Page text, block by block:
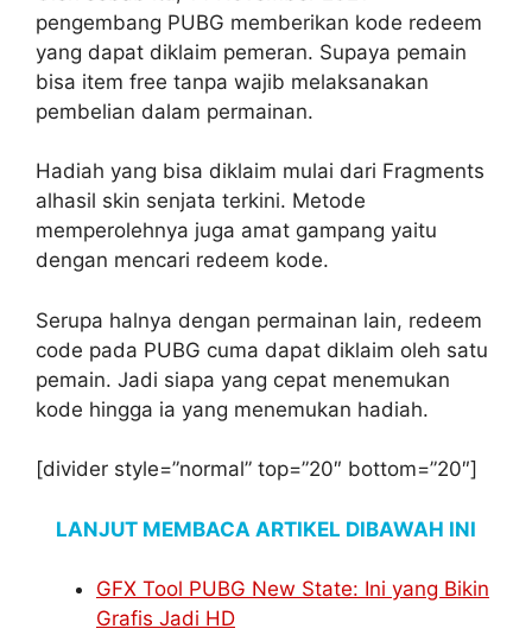
pengembang PUBG memberikan kode redeem
yang dapat diklaim pemeran. Supaya pemain
bisa item free tanpa wajib melaksanakan
pembelian dalam permainan.
Hadiah yang bisa diklaim mulai dari Fragments
alhasil skin senjata terkini. Metode
memperolehnya juga amat gampang yaitu
dengan mencari redeem kode.
Serupa halnya dengan permainan lain, redeem
code pada PUBG cuma dapat diklaim oleh satu
pemain. Jadi siapa yang cepat menemukan
kode hingga ia yang menemukan hadiah.
[divider style=”normal” top=”20″ bottom=”20″]
LANJUT MEMBACA ARTIKEL DIBAWAH INI
GFX Tool PUBG New State: Ini yang Bikin
Grafis Jadi HD